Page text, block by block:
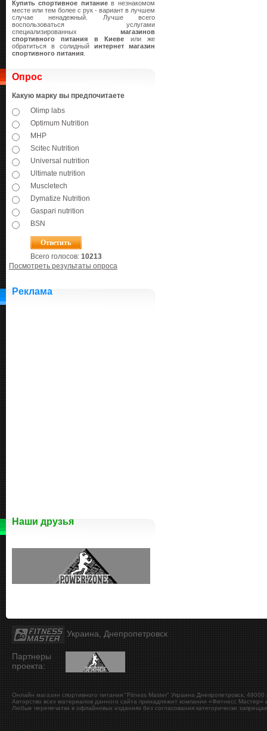
Купить спортивное питание в незнакомом
месте или тем более с рук - вариант в лучшем
случае ненадежный. Лучше всего
воспользоваться услугами
специализированных магазинов
спортивного питания в Киеве или же
обратиться в солидный интернет магазин
спортивного питания
Опрос
Какую марку вы предпочитаете
Olimp labs
Optimum Nutrition
MHP
Scitec Nutrition
Universal nutrition
Ultimate nutrition
Muscletech
Dymatize Nutrition
Gaspari nutrition
BSN
Всего голосов: 10213
Посмотреть результаты опроса
Реклама
Наши друзья
Украина, Днепропетровск
Партнеры
проекта:
Онлайн магазин спортивного питания "Fitness Master" Украина Днепропетровск 49000
Авторство всех материалов данного сайта принадлежит компании «Фитнесс Мастер»
Любые перепечатки в офлайновых изданиях без согласования категорически